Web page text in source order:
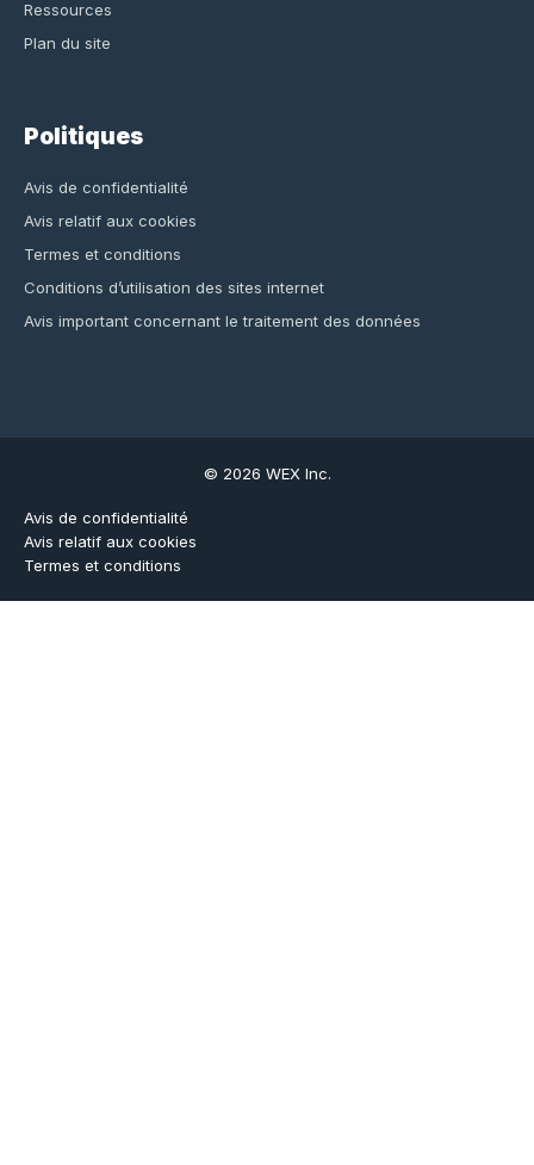
Ressources
Plan du site
Politiques
Avis de confidentialité
Avis relatif aux cookies
Termes et conditions
Conditions d’utilisation des sites internet
Avis important concernant le traitement des données
© 2026 WEX Inc.
Avis de confidentialité
Avis relatif aux cookies
Termes et conditions